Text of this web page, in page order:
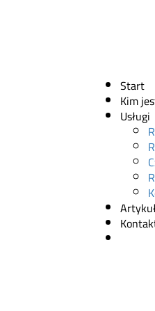
Start
Kim
Usługi